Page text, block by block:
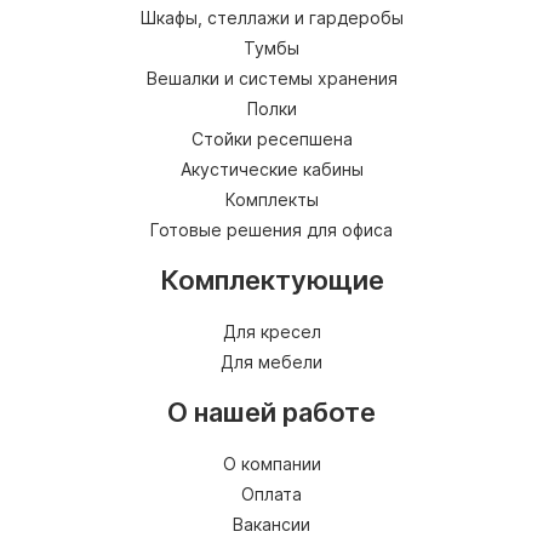
Шкафы, стеллажи и гардеробы
Тумбы
Вешалки и системы хранения
Полки
Стойки ресепшена
Акустические кабины
Комплекты
Готовые решения для офиса
Комплектующие
Для кресел
Для мебели
О нашей работе
О компании
Оплата
Вакансии